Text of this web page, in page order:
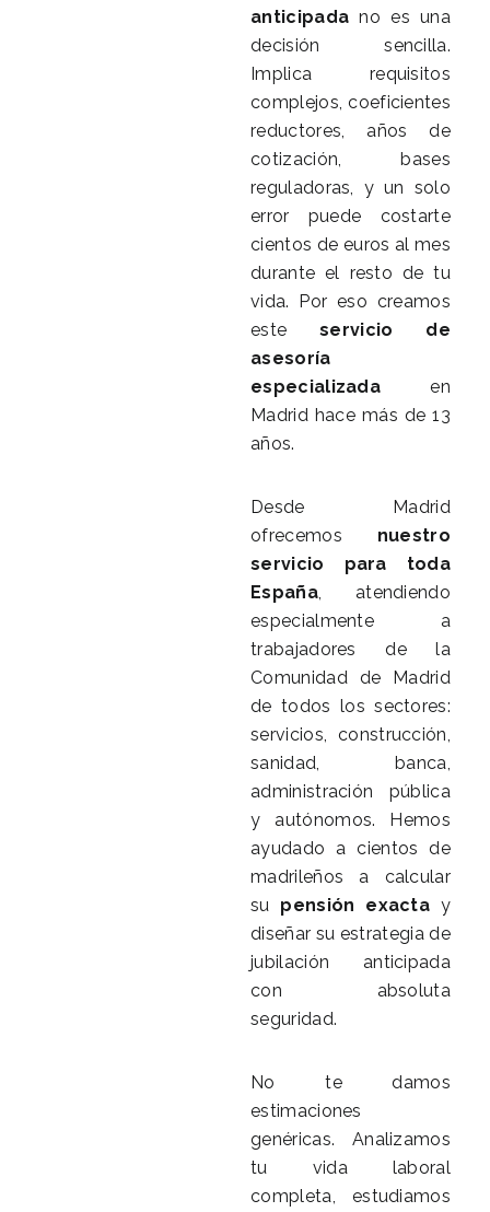
anticipada no es una
decisión sencilla.
Implica requisitos
complejos, coeficientes
reductores, años de
cotización, bases
reguladoras, y un solo
error puede costarte
cientos de euros al mes
durante el resto de tu
vida. Por eso creamos
esteservicio de
asesoría
especializada en
Madrid hace más de 13
años.
Desde Madrid
ofrecemos nuestro
servicio para toda
España, atendiendo
especialmente a
trabajadores de la
Comunidad de Madrid
de todos los sectores:
servicios, construcción,
sanidad, banca,
administración pública
y autónomos. Hemos
ayudado a cientos de
madrileños a calcular
su pensión exacta y
diseñar su estrategia de
jubilación anticipada
con absoluta
seguridad.
No te damos
estimaciones
genéricas. Analizamos
tu vida laboral
completa, estudiamos